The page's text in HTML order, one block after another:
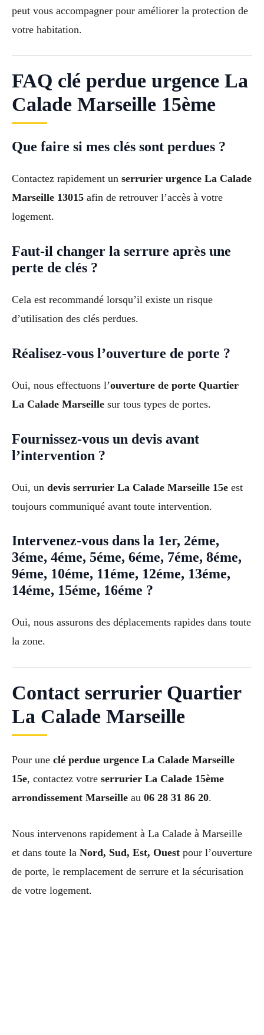
peut vous accompagner pour améliorer la protection de
votre habitation.
FAQ clé perdue urgence La
Calade Marseille 15ème
Que faire si mes clés sont perdues ?
Contactez rapidement un serrurier urgence La Calade
Marseille 13015 afin de retrouver l’accès à votre
logement.
Faut-il changer la serrure après une
perte de clés ?
Cela est recommandé lorsqu’il existe un risque
d’utilisation des clés perdues.
Réalisez-vous l’ouverture de porte ?
Oui, nous effectuons l’ouverture de porte Quartier
La Calade Marseille sur tous types de portes.
Fournissez-vous un devis avant
l’intervention ?
Oui, un devis serrurier La Calade Marseille 15e est
toujours communiqué avant toute intervention.
Intervenez-vous dans la 1er, 2éme,
3éme, 4éme, 5éme, 6éme, 7éme, 8éme,
9éme, 10éme, 11éme, 12éme, 13éme,
14éme, 15éme, 16éme ?
Oui, nous assurons des déplacements rapides dans toute
la zone.
Contact serrurier Quartier
La Calade Marseille
Pour une clé perdue urgence La Calade Marseille
15e, contactez votre serrurier La Calade 15ème
arrondissement Marseille au 06 28 31 86 20.
Nous intervenons rapidement à La Calade à Marseille
et dans toute la Nord, Sud, Est, Ouest pour l’ouverture
de porte, le remplacement de serrure et la sécurisation
de votre logement.